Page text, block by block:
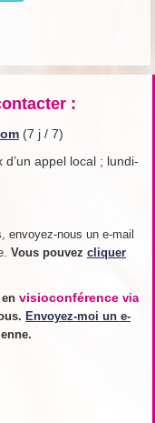
:
(7 j / 7)
d’un appel local ; lundi-
envoyez-nous un e-mail
Vous pouvez cliquer
visioconférence via
Envoyez-moi un e-